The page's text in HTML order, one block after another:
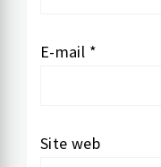
E-mail *
Site web